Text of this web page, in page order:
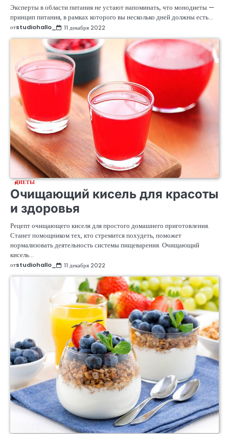
Эксперты в области питания не устают напоминать, что монодиеты —
принцип питания, в рамках которого вы несколько дней должны есть…
отstudiohallo_ 11 декабря 2022
ДИЕТЫ
Очищающий кисель для красоты
и здоровья
Рецепт очищающего киселя для простого домашнего приготовления.
Станет помощником тех, кто стремится похудеть, поможет
нормализовать деятельность системы пищеварения. Очищающий
кисель…
отstudiohallo_ 11 декабря 2022